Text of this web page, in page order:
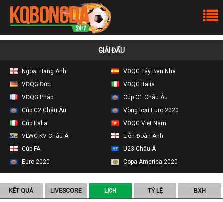
GIẢI ĐẤU
Ngoại Hạng Anh
VĐQG Tây Ban Nha
VĐQG Đức
VĐQG Italia
VĐQG Pháp
Cúp C1 Châu Âu
Cúp C2 Châu Âu
Vòng loại Euro 2020
Cúp Italia
VĐQG Việt Nam
VLWC KV Châu Á
Liên Đoàn Anh
Cúp FA
U23 Châu Á
Euro 2020
Copa America 2020
KẾT QUẢ LIVESCORE LỊCH TỶ LỆ BXH